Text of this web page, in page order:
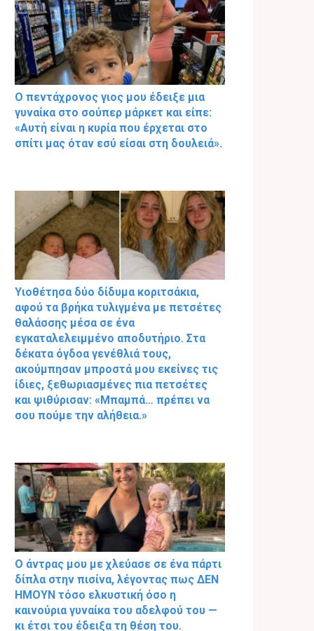
Ο πεντάχρονος γιος μου έδειξε μια
γυναίκα στο σούπερ μάρκετ και είπε:
«Αυτή είναι η κυρία που έρχεται στο
σπίτι μας όταν εσύ είσαι στη δουλειά».
Υιοθέτησα δύο δίδυμα κοριτσάκια,
αφού τα βρήκα τυλιγμένα με πετσέτες
θαλάσσης μέσα σε ένα
εγκαταλελειμμένο αποδυτήριο. Στα
δέκατα όγδοα γενέθλιά τους,
ακούμπησαν μπροστά μου εκείνες τις
ίδιες, ξεθωριασμένες πια πετσέτες
και ψιθύρισαν: «Μπαμπά… πρέπει να
σου πούμε την αλήθεια.»
Ο άντρας μου με χλεύασε σε ένα πάρτι
δίπλα στην πισίνα, λέγοντας πως ΔΕΝ
ΗΜΟΥΝ τόσο ελκυστική όσο η
καινούρια γυναίκα του αδελφού του —
κι έτσι του έδειξα τη θέση του.